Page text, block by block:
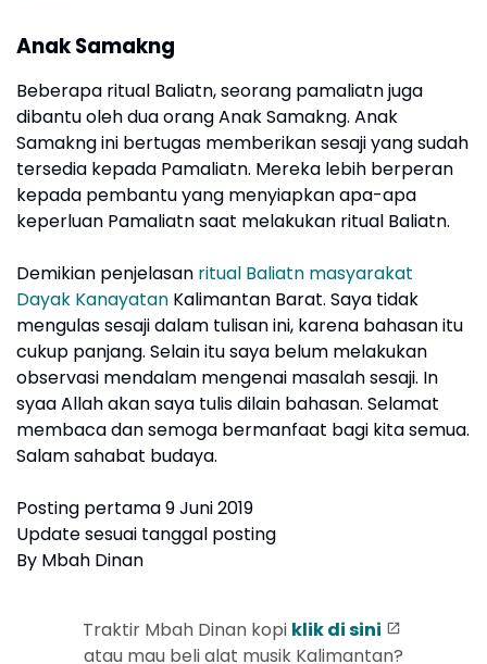
Anak Samakng
Beberapa ritual Baliatn, seorang pamaliatn juga
dibantu oleh dua orang Anak Samakng. Anak
Samakng ini bertugas memberikan sesaji yang sudah
tersedia kepada Pamaliatn. Mereka lebih berperan
kepada pembantu yang menyiapkan apa-apa
keperluan Pamaliatn saat melakukan ritual Baliatn.
Demikian penjelasan ritual Baliatn masyarakat
Dayak Kanayatan Kalimantan Barat. Saya tidak
mengulas sesaji dalam tulisan ini, karena bahasan itu
cukup panjang. Selain itu saya belum melakukan
observasi mendalam mengenai masalah sesaji. In
syaa Allah akan saya tulis dilain bahasan. Selamat
membaca dan semoga bermanfaat bagi kita semua.
Salam sahabat budaya.
Posting pertama 9 Juni 2019
Update sesuai tanggal posting
By Mbah Dinan
Traktir Mbah Dinan kopi klik di sini
atau mau beli alat musik Kalimantan?